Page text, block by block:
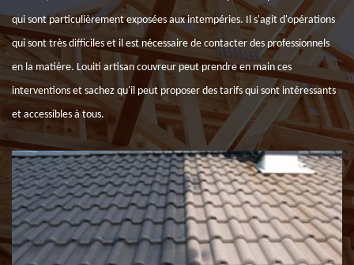
qui sont particulièrement exposées aux intempéries. Il s'agit d'opérations
qui sont très difficiles et il est nécessaire de contacter des professionnels
en la matière. Louiti artisan couvreur peut prendre en main ces
interventions et sachez qu'il peut proposer des tarifs qui sont intéressants
et accessibles à tous.